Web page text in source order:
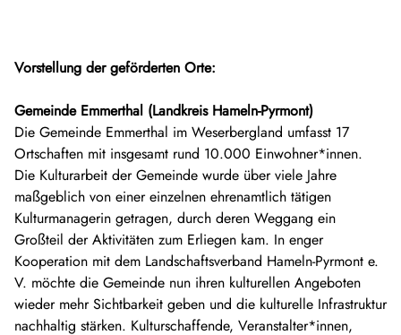
Vorstellung der geförderten Orte:
Gemeinde Emmerthal (Landkreis Hameln-Pyrmont)
Die Gemeinde Emmerthal im Weserbergland umfasst 17
Ortschaften mit insgesamt rund 10.000 Einwohner*innen.
Die Kulturarbeit der Gemeinde wurde über viele Jahre
maßgeblich von einer einzelnen ehrenamtlich tätigen
Kulturmanagerin getragen, durch deren Weggang ein
Großteil der Aktivitäten zum Erliegen kam. In enger
Kooperation mit dem Landschaftsverband Hameln-Pyrmont e.
V. möchte die Gemeinde nun ihren kulturellen Angeboten
wieder mehr Sichtbarkeit geben und die kulturelle Infrastruktur
nachhaltig stärken. Kulturschaffende, Veranstalter*innen,